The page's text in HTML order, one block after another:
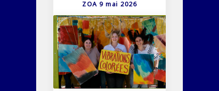
ZOA 9 mai 2026